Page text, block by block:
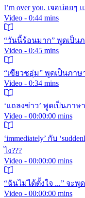
I’m over you. เจอบ่อยๆ
Video - 0:44 mins
“วันนี้ร้อนมาก” พูดเป็น
Video - 0:45 mins
“เขียวชอุ่ม” พูดเป็นภาษ
Video - 0:34 mins
‘แถลงข่าว’ พูดเป็นภาษ
Video - 00:00:00 mins
‘immediately’ กับ
ไง???
Video - 00:00:00 mins
“ฉันไม่ได้ตั้งใจ ...” จะพู
Video - 00:00:00 mins